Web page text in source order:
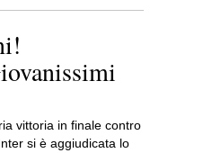
vittoria in finale contro
si è aggiudicata lo